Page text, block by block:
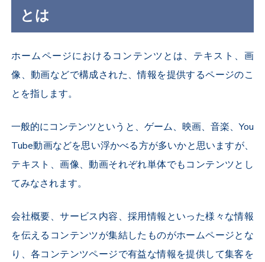
とは
ホームページにおけるコンテンツとは、テキスト、画
像、動画などで構成された、情報を提供するページのこ
とを指します。
一般的にコンテンツというと、ゲーム、映画、音楽、You
Tube動画などを思い浮かべる方が多いかと思いますが、
テキスト、画像、動画それぞれ単体でもコンテンツとし
てみなされます。
会社概要、サービス内容、採用情報といった様々な情報
を伝えるコンテンツが集結したものがホームページとな
り、各コンテンツページで有益な情報を提供して集客を